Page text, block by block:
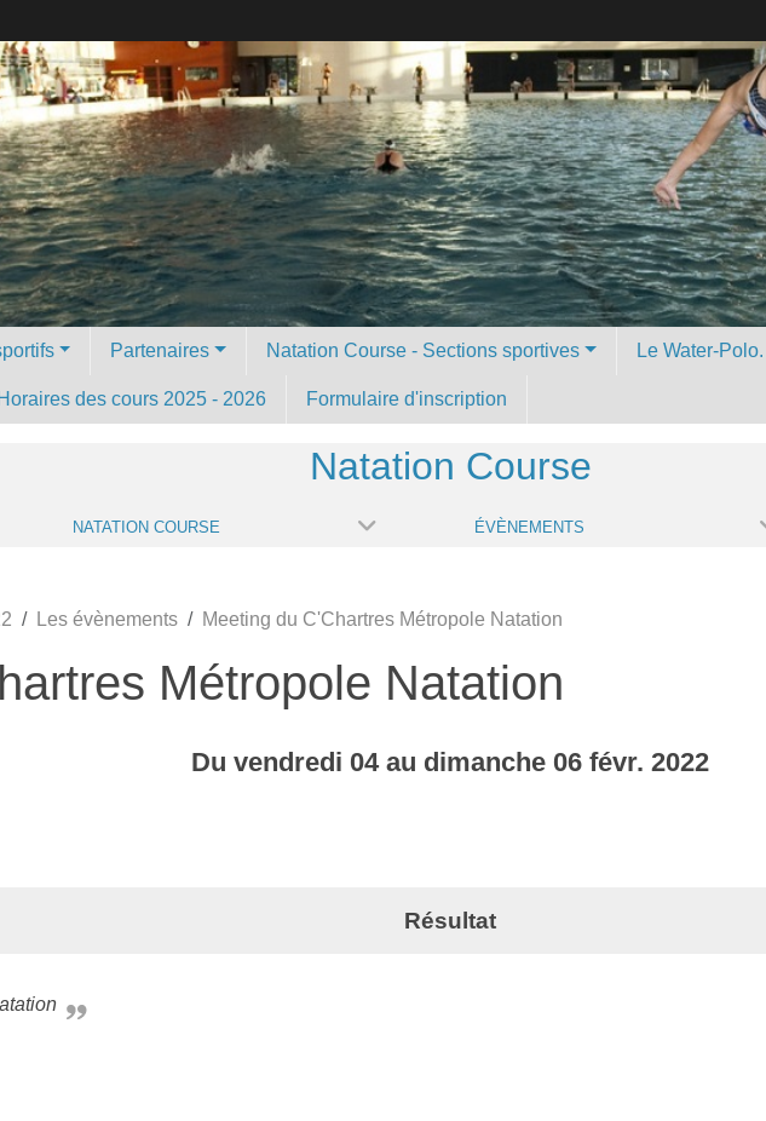
Partenaires Natation Course - Sections sportives Le Water-Polo.
Horaires des cours 2025 - 2026 Formulaire d'inscription
Natation Course
NATATION COURSE ÉVÈNEMENTS
Les évènements Meeting du C'Chartres Métropole Natation
Métropole Natation
Du vendredi 04au dimanche 06 févr. 2022
Résultat